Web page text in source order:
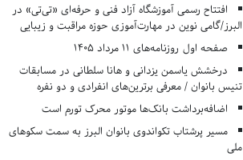
افتتاح رسمی آموزشگاه آزاد فنی و حرفه‌ای «تی‌تی» در
البرز/گامی نوین در مهارت‌آموزی حوزه مراقبت و زیبایی
صفحه اول روزنامه‌های 11 مرداد 1405
درخشش یاسمن یزدانی و هانا سلطانی در مسابقات
تنیس بانوان / معرفی برترین‌های انفرادی و دو نفره
اضافه‌برداشت بانک‌ها موتور محرک تورم است
مسیر پرشتاب تکواندوی بانوان البرز به سمت سکوهای
ملی